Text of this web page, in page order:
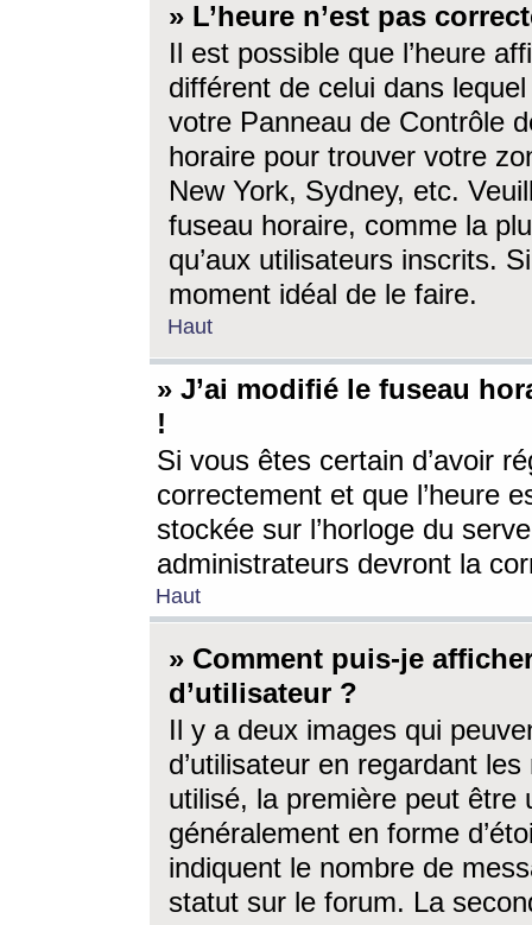
» L’heure n’est pas
Il est possible que l’heure
différent de celui dans
votre Panneau de Contrôle
horaire pour trouver votre
New York, Sydney, etc.
fuseau horaire, comme la
qu’aux utilisateurs inscrits.
moment idéal de le faire.
Haut
» J’ai modifié le fuseau
!
Si vous êtes certain d’avoir
correctement et que l’heure
stockée sur l’horloge du
administrateurs devront la
Haut
» Comment puis-je
d’utilisateur ?
Il y a deux images qui
d’utilisateur en regardant
utilisé, la première peut être
généralement en forme
indiquent le nombre de
statut sur le forum. La